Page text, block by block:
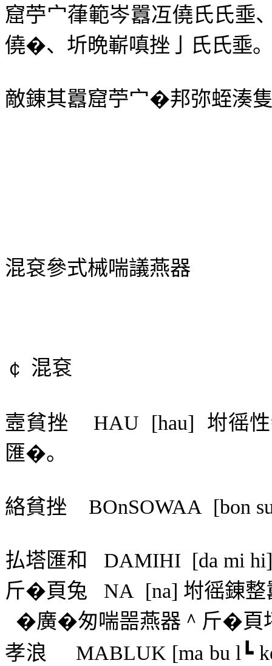
窟苧宀葎範岑囂冱僥氏氏埀
僥�、圻晩嶄嗔挫亅氏氏埀
敵錬其囂窟苧宀�邦弥蛭湊
混袞參式械喘議燕器
￠ 混袞
壼貧挫 HAU [hau]
坿徭
匯�。
絡貧挫 BOnSOWAA [bon
払塔匯和 DAMIHI [da mi hi]
斤�頁兔
NA [na] 坿徭錬整
�廣�匆喘噐燕器 ＾ 斤�頁
孝浪
MABLUK [ma bu l┗